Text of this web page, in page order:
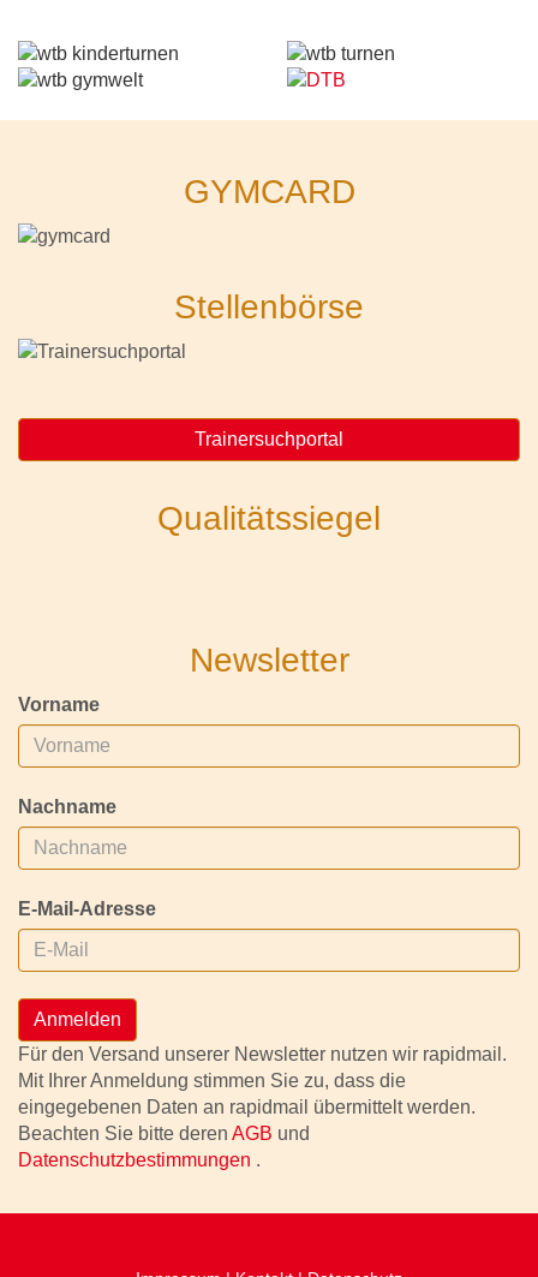
GYMCARD
Stellenbörse
Trainersuchportal
Qualitätssiegel
Newsletter
Vorname
Nachname
E-Mail-Adresse
Anmelden
Für den Versand unserer Newsletter nutzen wir rapidmail.
Mit Ihrer Anmeldung stimmen Sie zu, dass die
eingegebenen Daten an rapidmail übermittelt werden.
Beachten Sie bitte deren AGB und
Datenschutzbestimmungen .